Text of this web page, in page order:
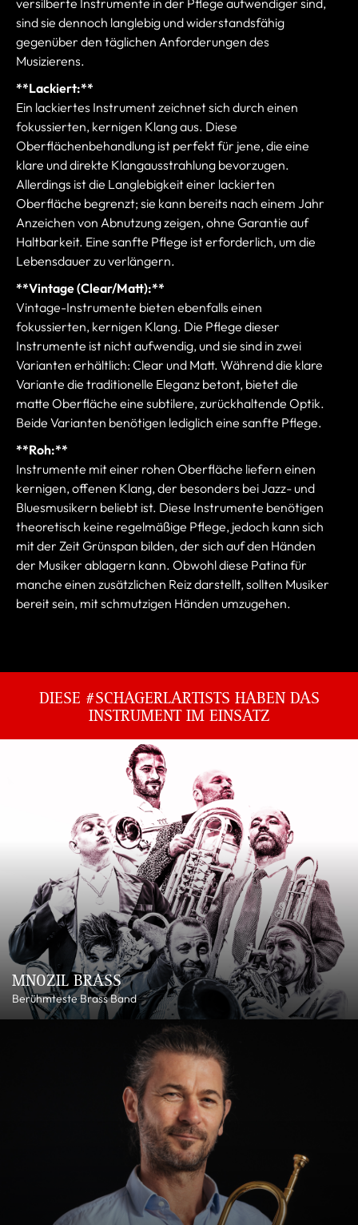
versilberte Instrumente in der Pflege aufwendiger sind,
sind sie dennoch langlebig und widerstandsfähig
gegenüber den täglichen Anforderungen des
Musizierens.
**Lackiert:**
Ein lackiertes Instrument zeichnet sich durch einen
fokussierten, kernigen Klang aus. Diese
Oberflächenbehandlung ist perfekt für jene, die eine
klare und direkte Klangausstrahlung bevorzugen.
Allerdings ist die Langlebigkeit einer lackierten
Oberfläche begrenzt; sie kann bereits nach einem Jahr
Anzeichen von Abnutzung zeigen, ohne Garantie auf
Haltbarkeit. Eine sanfte Pflege ist erforderlich, um die
Lebensdauer zu verlängern.
**Vintage (Clear/Matt):**
Vintage-Instrumente bieten ebenfalls einen
fokussierten, kernigen Klang. Die Pflege dieser
Instrumente ist nicht aufwendig, und sie sind in zwei
Varianten erhältlich: Clear und Matt. Während die klare
Variante die traditionelle Eleganz betont, bietet die
matte Oberfläche eine subtilere, zurückhaltende Optik.
Beide Varianten benötigen lediglich eine sanfte Pflege.
**Roh:**
Instrumente mit einer rohen Oberfläche liefern einen
kernigen, offenen Klang, der besonders bei Jazz- und
Bluesmusikern beliebt ist. Diese Instrumente benötigen
theoretisch keine regelmäßige Pflege, jedoch kann sich
mit der Zeit Grünspan bilden, der sich auf den Händen
der Musiker ablagern kann. Obwohl diese Patina für
manche einen zusätzlichen Reiz darstellt, sollten Musiker
bereit sein, mit schmutzigen Händen umzugehen.
DIESE #SCHAGERLARTISTS HABEN DAS
INSTRUMENT IM EINSATZ
MNOZIL BRASS
Berühmteste Brass Band